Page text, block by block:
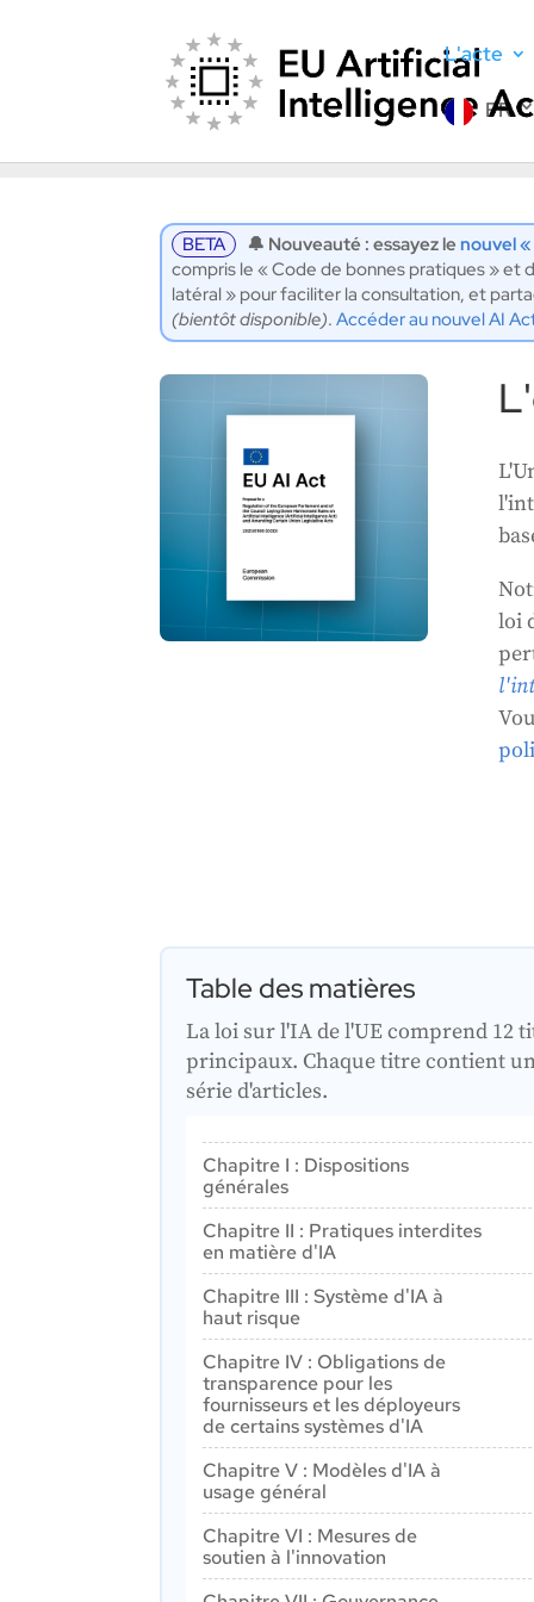
L'acte
FR
🔔 Alerte : Vaste campagne de recrutement au
BETA 🔔 Nouveauté : essayez lenouvel
compris le « Code de bonnes pratiques » et
latéral » pour faciliter la consultation, et
(bientôt disponible).Accéder au nouvel AI
loi
Table des matières
La loi sur l'IA de l'UE comprend 12
principaux. Chaque titre contient
série d'articles.
Chapitre I : Dispositions
générales
Article 1 : Objet
Article 2 : Champ d'application
Article 4 : Maîtrise de l'IA
Chapitre II : Pratiques interdites
en matière d'IA
Article 5 : Pratiques interdites en matière
d'IA
Chapitre III : Système d'IA à
haut risque
Section 1 : Classification des systèmes
d'IA comme étant à haut risque
Article 6 : Règles de classification des
systèmes d'IA à haut risque
Article 7 : modifications de l'annexe III
Section 2 : Exigences relatives aux
systèmes d'IA à haut risque
Article 8 : Respect des exigences
Article 9 : Système de gestion des
Chapitre IV : Obligations de
transparence pour les
fournisseurs et les déployeurs
de certains systèmes d'IA
Article 50 : Obligations de transparence
pour les fournisseurs et les déployeurs de
certains systèmes d'IA
Chapitre V : Modèles d'IA à
usage général
Section 1 : Règles de classification
Article 51 : Classification des modèles
d'IA à usage général en modèles d'IA à
Chapitre VI : Mesures de
soutien à l'innovation
Article 57 : Bacs à sable réglementaires